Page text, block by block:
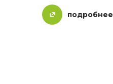
подробнее